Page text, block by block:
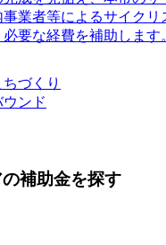
事業者等によるサイクリ
要な経費を補助します
づくり
ンド
補助金を探す